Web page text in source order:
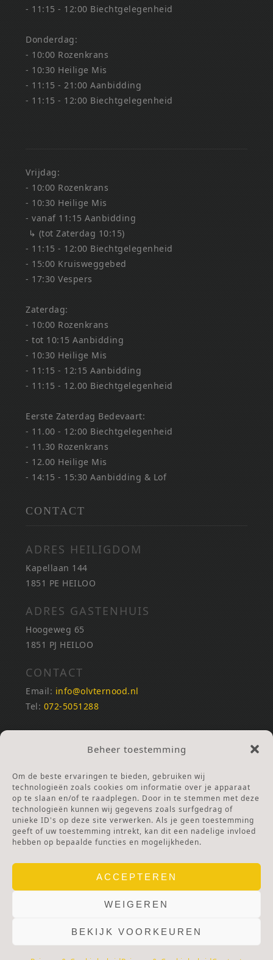
Beheer toestemming
Om de beste ervaringen te bieden, gebruiken wij
technologieën zoals cookies om informatie over je apparaat
op te slaan en/of te raadplegen. Door in te stemmen met deze
technologieën kunnen wij gegevens zoals surfgedrag of
unieke ID's op deze site verwerken. Als je geen toestemming
geeft of uw toestemming intrekt, kan dit een nadelige invloed
hebben op bepaalde functies en mogelijkheden.
ACCEPTEREN
WEIGEREN
BEKIJK VOORKEUREN
- 11:15 - 12:00 Biechtgelegenheid
Donderdag:
- 10:00 Rozenkrans
- 10:30 Heilige Mis
- 11:15 - 21:00 Aanbidding
- 11:15 - 12:00 Biechtgelegenheid
Vrijdag:
- 10:00 Rozenkrans
- 10:30 Heilige Mis
- vanaf 11:15 Aanbidding
↳ (tot Zaterdag 10:15)
- 11:15 - 12:00 Biechtgelegenheid
- 15:00 Kruisweggebed
- 17:30 Vespers
Zaterdag:
- 10:00 Rozenkrans
- tot 10:15 Aanbidding
- 10:30 Heilige Mis
- 11:15 - 12:15 Aanbidding
- 11:15 - 12.00 Biechtgelegenheid
Eerste Zaterdag Bedevaart:
- 11.00 - 12:00 Biechtgelegenheid
- 11.30 Rozenkrans
- 12.00 Heilige Mis
- 14:15 - 15:30 Aanbidding & Lof
CONTACT
ADRES HEILIGDOM
Kapellaan 144
1851 PE HEILOO
ADRES GASTENHUIS
Hoogeweg 65
1851 PJ HEILOO
CONTACT
Email: info@olvternood.nl
Tel: 072-5051288
REKENINGNUMMERS
NL25INGB0000672168
Ga naar Doneren
ANBI Stichting
RSIN nummer:002832987
© 2025 OLV TER NOOD. WEBSITE. PRIVACY & COOKIES.